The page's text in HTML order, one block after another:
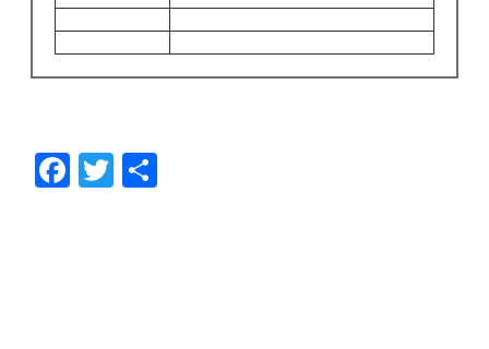
F
ac
T
w